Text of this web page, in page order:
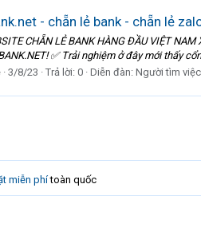
- chẵn lẻ bank - chẵn lẻ
CHẴN LẺ BANK HÀNG ĐẦU VIỆT
✅ Trải nghiệm ở đây mới thấy
3/8/23 Trả lời: 0 Diễn đàn: Người tìm việc
miễn phítoàn quốc